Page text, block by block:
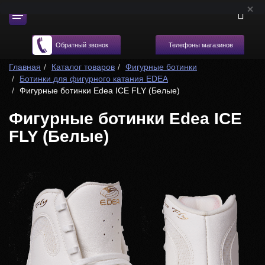
Обратный звонок Телефоны магазинов
Главная Каталог товаров
Фигурные ботинки
Ботинки для фигурного катания EDEA
Фигурные ботинки Edea ICE FLY (Белые)
Фигурные ботинки Edea ICE
FLY (Белые)